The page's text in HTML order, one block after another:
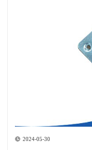
2024-05-30